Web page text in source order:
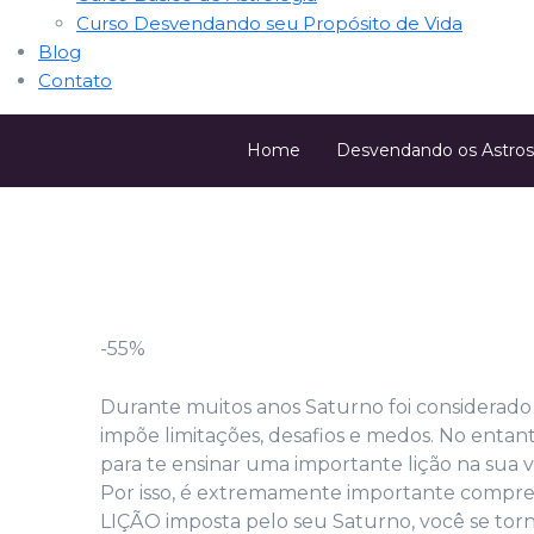
Curso Desvendando seu Propósito de Vida
Blog
Contato
Home Desvendando os Astros
-55%
Durante muitos anos Saturno foi
impõe limitações, desafios e medos. No
para te ensinar uma importante lição na sua
Por isso, é extremamente importante
LIÇÃO imposta pelo seu Saturno, você se